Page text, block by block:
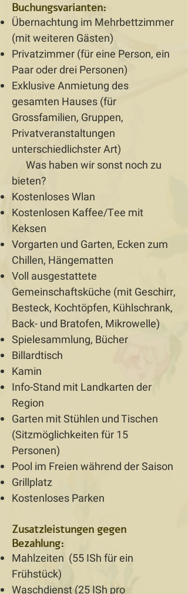
Buchungsvarianten:
Übernachtung im Mehrbettzimmer
(mit weiteren Gästen)
Privatzimmer (für eine Person, ein
Paar oder drei Personen)
Exklusive Anmietung des
gesamten Hauses (für
Grossfamilien, Gruppen,
Privatveranstaltungen
unterschiedlichster Art)
Was haben wir sonst noch zu
bieten?
Kostenloses Wlan
Kostenlosen Kaffee/Tee mit
Keksen
Vorgarten und Garten, Ecken zum
Chillen, Hängematten
Voll ausgestattete
Gemeinschaftsküche (mit Geschirr,
Besteck, Kochtöpfen, Kühlschrank,
Back- und Bratofen, Mikrowelle)
Spielesammlung, Bücher
Billardtisch
Kamin
Info-Stand mit Landkarten der
Region
Garten mit Stühlen und Tischen
(Sitzmöglichkeiten für 15
Personen)
Pool im Freien während der Saison
Grillplatz
Kostenloses Parken
Zusatzleistungen gegen
Bezahlung:
Mahlzeiten (55 ISh für ein
Frühstück)
Waschdienst (25 ISh pro